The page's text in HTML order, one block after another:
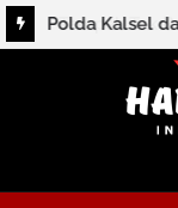
Polda Kalsel
Tersangka dan